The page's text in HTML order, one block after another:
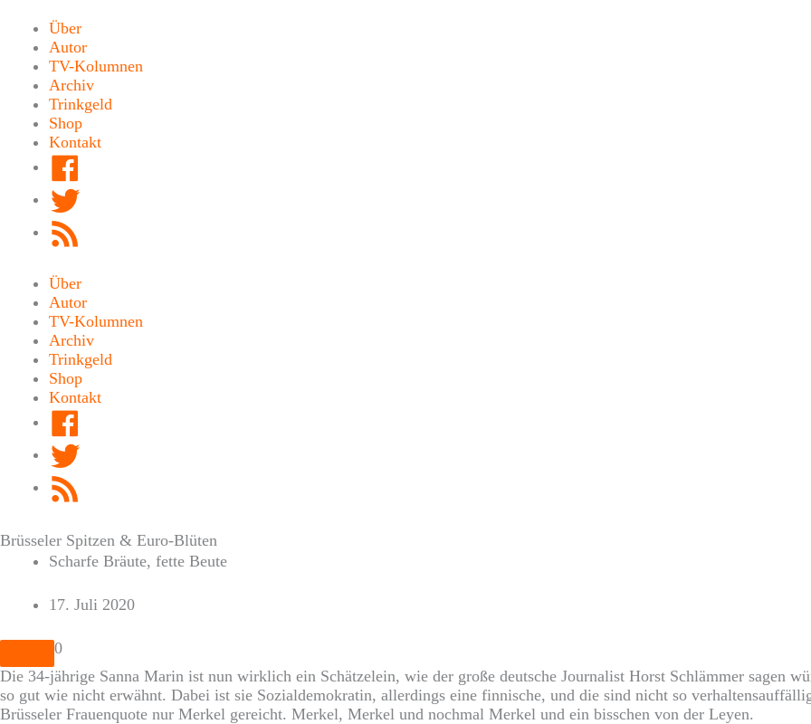
Inhalt
springen
Über
Autor
TV-Kolumnen
Archiv
Trinkgeld
Shop
Kontakt
Über
Autor
TV-Kolumnen
Archiv
Trinkgeld
Shop
Kontakt
Brüsseler Spitzen & Euro-Blüten
Scharfe Bräute, fette Beute
17. Juli 2020
0
Die 34-jährige Sanna Marin ist nun wirklich ein Schätzelein, wie der große deutsche Journalist Horst Schlämmer sagen
so gut wie nicht erwähnt. Dabei ist sie Sozialdemokratin, allerdings eine finnische, und die sind nicht so
Brüsseler Frauenquote nur Merkel gereicht. Merkel, Merkel und nochmal Merkel und ein bisschen von der Leyen.